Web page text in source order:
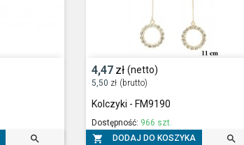

4,47 zł (netto)
5,50 zł (brutto)
Kolczyki - FM9190
Dostępność: 966 szt.
 DODAJ DO KOSZYKA 